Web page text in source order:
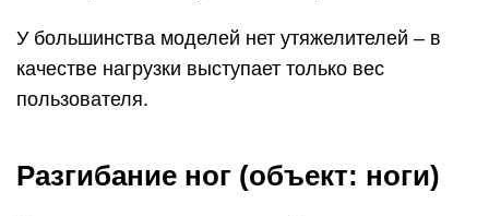
У большинства моделей нет утяжелителей – в
качестве нагрузки выступает только вес
пользователя.
Разгибание ног (объект: ноги)